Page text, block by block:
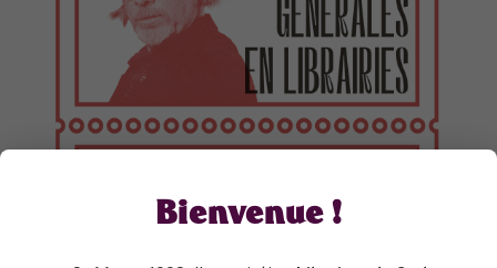
TOURNÉES GÉNÉRALES
Bienvenue !